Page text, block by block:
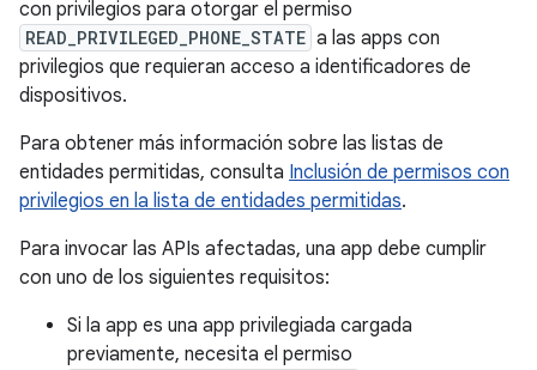
con privilegios para otorgar el permiso
READ_PRIVILEGED_PHONE_STATE a las apps con
privilegios que requieran acceso a identificadores de
dispositivos.
Para obtener más información sobre las listas de
entidades permitidas, consulta Inclusión de permisos con
privilegios en la lista de entidades permitidas.
Para invocar las APIs afectadas, una app debe cumplir
con uno de los siguientes requisitos:
Si la app es una app privilegiada cargada
previamente, necesita el permiso